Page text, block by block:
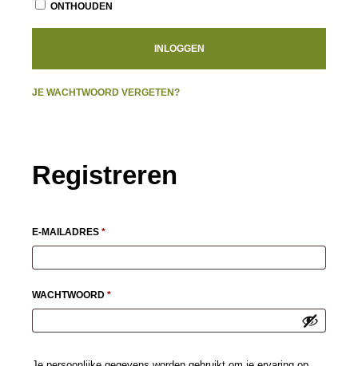
ONTHOUDEN
INLOGGEN
JE WACHTWOORD VERGETEN?
Registreren
E-MAILADRES *VEREIST
WACHTWOORD *VEREIST